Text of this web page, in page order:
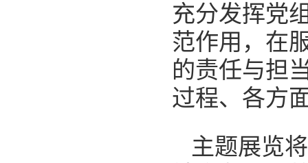
充分发挥党
范作用，在
的责任与担
过程、各方
主题展览